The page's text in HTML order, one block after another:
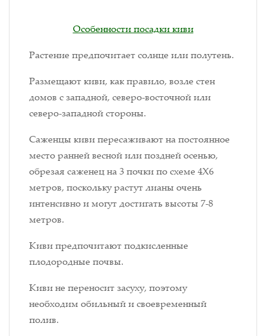
Особенности посадки киви
Растение предпочитает солнце или полутень.
Размещают киви, как правило, возле стен
домов с западной, северо-восточной или
северо-западной стороны.
Саженцы киви пересаживают на постоянное
место ранней весной или поздней осенью,
обрезая саженец на 3 почки по схеме 4Х6
метров, поскольку растут лианы очень
интенсивно и могут достигать высоты 7-8
метров.
Киви предпочитают подкисленные
плодородные почвы.
Киви не переносит засуху, поэтому
необходим обильный и своевременный
полив.